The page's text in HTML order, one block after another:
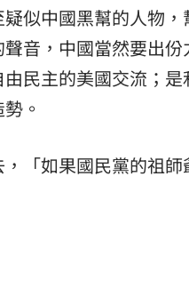
似中國黑幫的人物，
音，中國當然要出份
民主的美國交流；是
。
「如果國民黨的祖師